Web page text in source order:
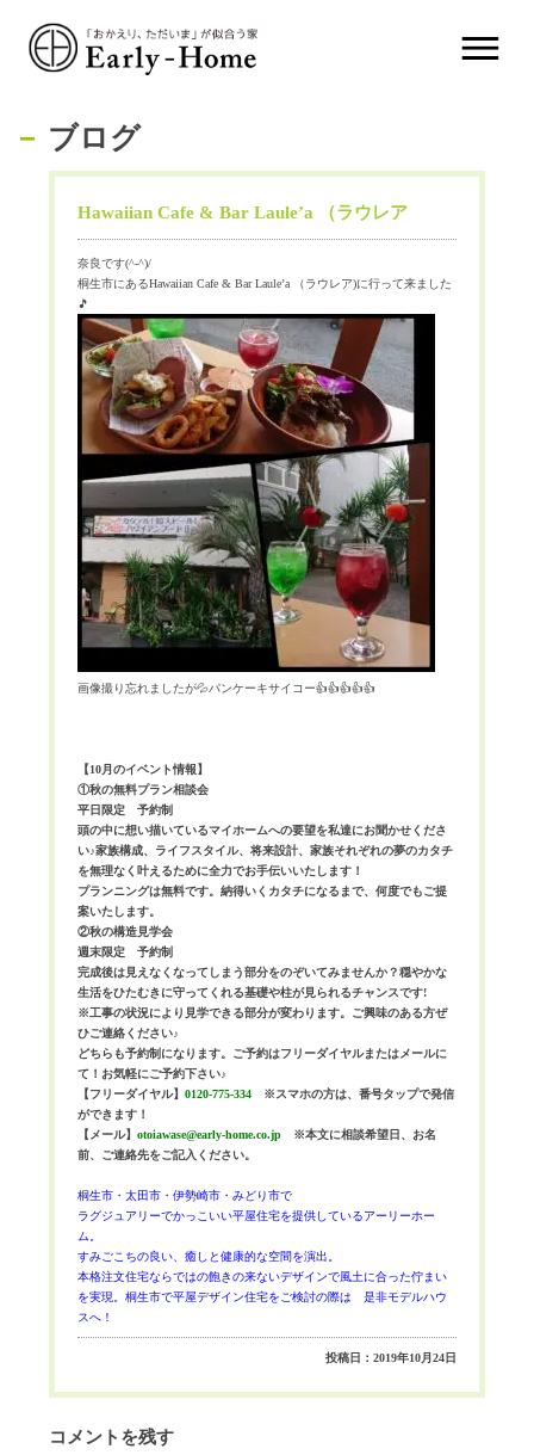
ブログ
Hawaiian Cafe & Bar Laule’a （ラウレア
奈良です(^-^)/
桐生市にあるHawaiian Cafe & Bar Laule’a （ラウレア)に行って来ました
🎵
画像撮り忘れましたが💦パンケーキサイコー👍👍👍👍👍
【10月のイベント情報】
①秋の無料プラン相談会
平日限定 予約制
頭の中に想い描いているマイホームへの要望を私達にお聞かせくださ
い♪家族構成、ライフスタイル、将来設計、家族それぞれの夢のカタチ
を無理なく叶えるために全力でお手伝いいたします！
プランニングは無料です。納得いくカタチになるまで、何度でもご提
案いたします。
②秋の構造見学会
週末限定 予約制
完成後は見えなくなってしまう部分をのぞいてみませんか？穏やかな
生活をひたむきに守ってくれる基礎や柱が見られるチャンスです!
※工事の状況により見学できる部分が変わります。ご興味のある方ぜ
ひご連絡ください♪
どちらも予約制になります。ご予約はフリーダイヤルまたはメールに
て！お気軽にご予約下さい♪
【フリーダイヤル】0120-775-334 ※スマホの方は、番号タップで発信
ができます！
【メール】otoiawase@early-home.co.jp ※本文に相談希望日、お名
前、ご連絡先をご記入ください。
桐生市・太田市・伊勢崎市・みどり市で
ラグジュアリーでかっこいい平屋住宅を提供しているアーリーホー
ム。
すみごこちの良い、癒しと健康的な空間を演出。
本格注文住宅ならではの飽きの来ないデザインで風土に合った佇まい
を実現。桐生市で平屋デザイン住宅をご検討の際は 是非モデルハウ
スへ！
投稿日：2019年10月24日
コメントを残す